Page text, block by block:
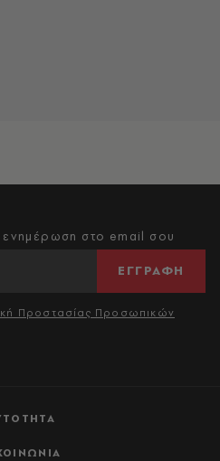
ενημέρωση στο email σου
ΕΓΓΡΑΦΗ
Προστασίας Προσωπικών